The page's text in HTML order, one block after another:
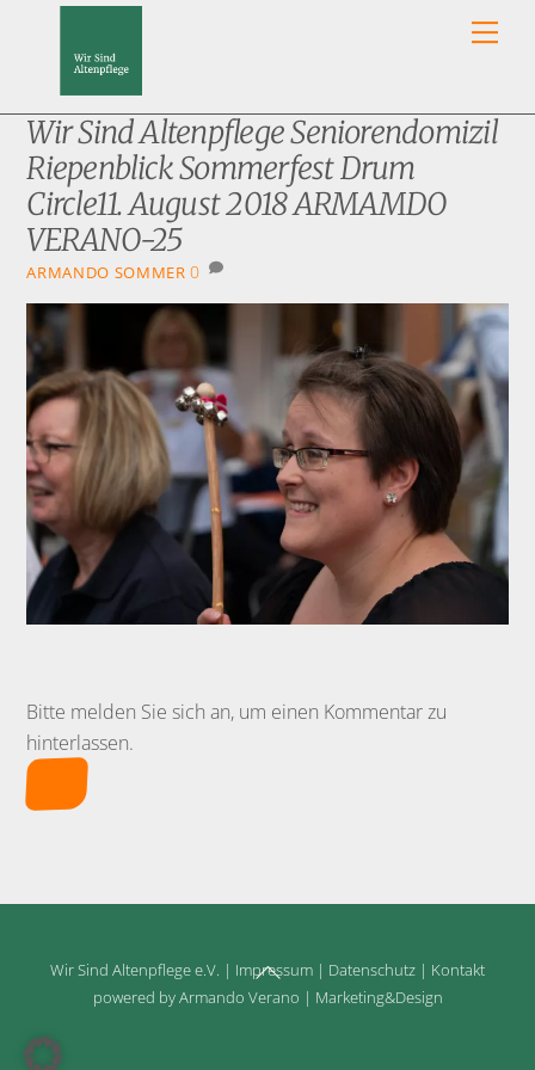
Wir Sind Altenpflege Seniorendomizil
Riepenblick Sommerfest Drum
Circle11. August 2018 ARMAMDO
VERANO-25
ARMANDO SOMMER 0
Bitte melden Sie sich an, um einen Kommentar zu
hinterlassen.
Back
To
Wir Sind Altenpflege e.V. | Impressum | Datenschutz | Kontakt
powered by Armando Verano | Marketing&Design